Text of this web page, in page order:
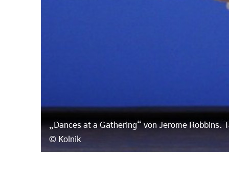
„Dances at a Gathering“ von Jerome Robbins.
Kolnik